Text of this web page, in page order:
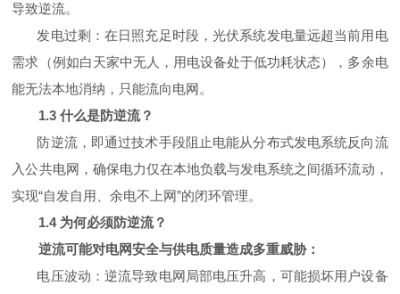
导致逆流。
发电过剩：在日照充足时段，光伏系统发电量远超当前用电
需求（例如白天家中无人，用电设备处于低功耗状态），多余电
能无法本地消纳，只能流向电网。
1.3什么是防逆流？
防逆流，即通过技术手段阻止电能从分布式发电系统反向流
入公共电网，确保电力仅在本地负载与发电系统之间循环流动，
实现“自发自用、余电不上网”的闭环管理。
1.4 为何必须防逆流？
逆流可能对电网安全与供电质量造成多重威胁：
电压波动：逆流导致电网局部电压升高，可能损坏用户设备